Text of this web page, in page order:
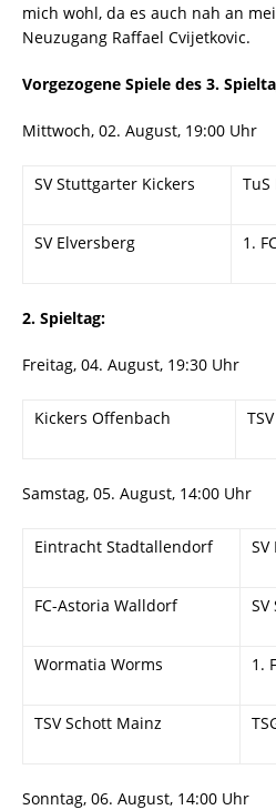
mich wohl, da es auch nah an
Neuzugang Raffael Cvijetkovic.
Vorgezogene Spiele des 3.
Mittwoch, 02. August, 19:00 Uhr
SV Stuttgarter Kickers TuS
SV Elversberg 1.
2. Spieltag:
Freitag, 04. August, 19:30 Uhr
Kickers Offenbach
Samstag, 05. August, 14:00 Uhr
Eintracht Stadtallendorf
FC-Astoria Walldorf
Wormatia Worms 1.
TSV Schott Mainz
Sonntag, 06. August, 14:00 Uhr